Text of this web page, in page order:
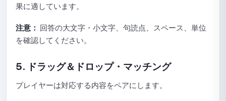
果に適しています。
注意： 回答の大文字・小文字、句読点、スペース、単位
を確認してください。
5. ドラッグ＆ドロップ・マッチング
プレイヤーは対応する内容をペアにします。